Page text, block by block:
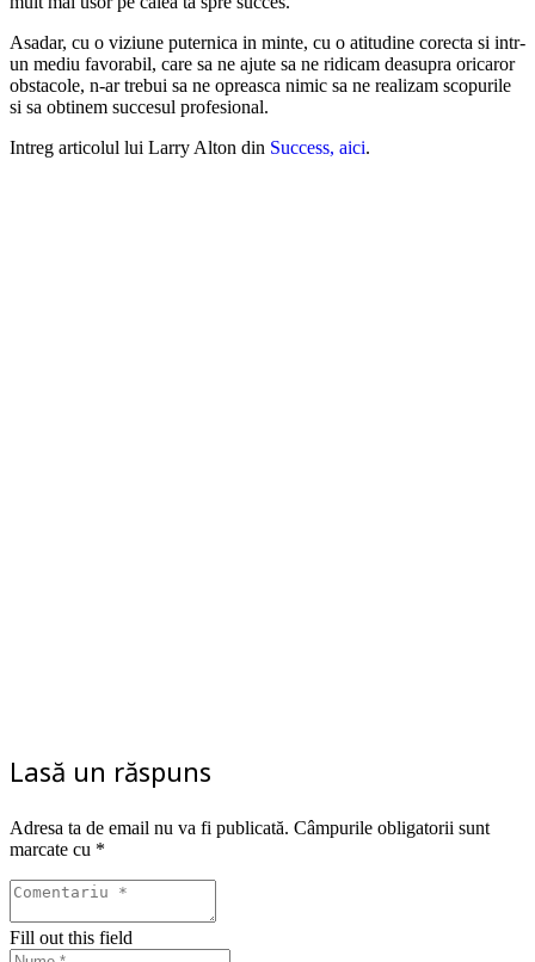
Asadar, cu o viziune puternica in minte, cu o atitudine corecta si intr-
un mediu favorabil, care sa ne ajute sa ne ridicam deasupra oricaror
obstacole, n-ar trebui sa ne opreasca nimic sa ne realizam scopurile
si sa obtinem succesul profesional.
Intreg articolul lui Larry Alton din Success, aici.
Lasă un răspuns
Adresa ta de email nu va fi publicată. Câmpurile obligatorii sunt
marcate cu *
Fill out this field